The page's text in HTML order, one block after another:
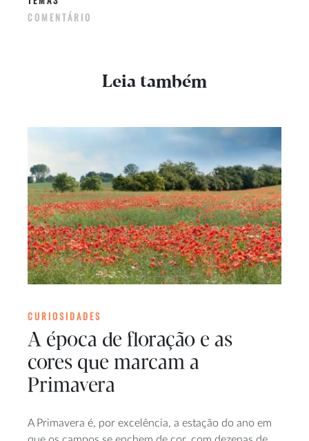
COMENTÁRIO
Leia também
CURIOSIDADES
A época de floração e as
cores que marcam a
Primavera
A Primavera é, por excelência, a estação do ano em